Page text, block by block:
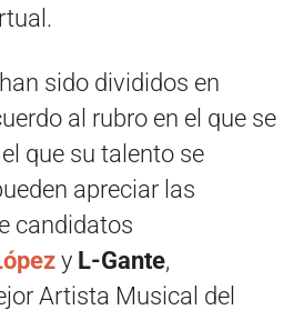
sido divididos en
al rubro en el que se
que su talento se
apreciar las
candidatos
y L-Gante,
Artista Musical del